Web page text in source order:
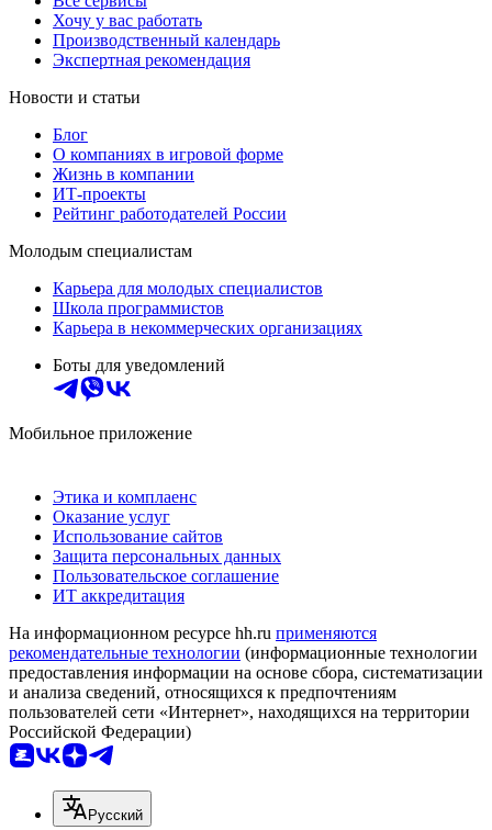
Хочу у вас работать
Производственный календарь
Экспертная рекомендация
Новости и статьи
Блог
О компаниях в игровой форме
Жизнь в компании
ИТ-проекты
Рейтинг работодателей России
Молодым специалистам
Карьера для молодых специалистов
Школа программистов
Карьера в некоммерческих организациях
Боты для уведомлений
Мобильное приложение
Этика и комплаенс
Оказание услуг
Использование сайтов
Защита персональных данных
Пользовательское соглашение
ИТ аккредитация
На информационном ресурсе hh.ru применяются
рекомендательные технологии (информационные технологии
предоставления информации на основе сбора, систематизации
и анализа сведений, относящихся к предпочтениям
пользователей сети «Интернет», находящихся на территории
Российской Федерации)
Русский